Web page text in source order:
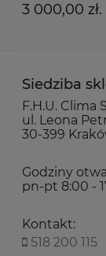
3 000,00 zł.
Siedziba
F.H.U. Clima
ul. Leona
30-399
Godziny
pn-pt 8:00 -
Kontakt:
518 200 115